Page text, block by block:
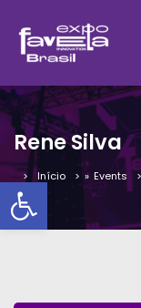
Barra
Rene Silva
Início » Events